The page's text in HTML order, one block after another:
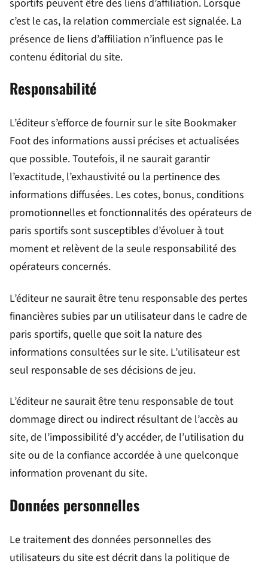
sportifs peuvent être des liens d’affiliation. Lorsque
c’est le cas, la relation commerciale est signalée. La
présence de liens d’affiliation n’influence pas le
contenu éditorial du site.
Responsabilité
L’éditeur s’efforce de fournir sur le site Bookmaker
Foot des informations aussi précises et actualisées
que possible. Toutefois, il ne saurait garantir
l’exactitude, l’exhaustivité ou la pertinence des
informations diffusées. Les cotes, bonus, conditions
promotionnelles et fonctionnalités des opérateurs de
paris sportifs sont susceptibles d’évoluer à tout
moment et relèvent de la seule responsabilité des
opérateurs concernés.
L’éditeur ne saurait être tenu responsable des pertes
financières subies par un utilisateur dans le cadre de
paris sportifs, quelle que soit la nature des
informations consultées sur le site. L’utilisateur est
seul responsable de ses décisions de jeu.
L’éditeur ne saurait être tenu responsable de tout
dommage direct ou indirect résultant de l’accès au
site, de l’impossibilité d’y accéder, de l’utilisation du
site ou de la confiance accordée à une quelconque
information provenant du site.
Données personnelles
Le traitement des données personnelles des
utilisateurs du site est décrit dans la politique de